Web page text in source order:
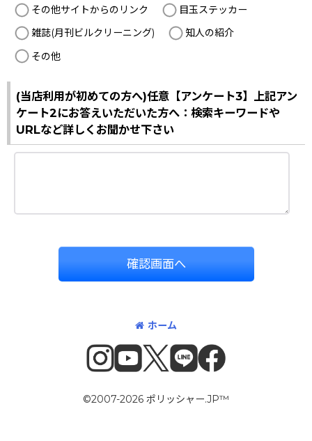
その他サイトからのリンク
目玉ステッカー
雑誌(月刊ビルクリーニング)
知人の紹介
その他
(当店利用が初めての方へ)任意【アンケート3】上記アン
ケート2にお答えいただいた方へ：検索キーワードや
URLなど詳しくお聞かせ下さい
確認画面へ
ホーム
©2007-2026 ポリッシャー.JP™